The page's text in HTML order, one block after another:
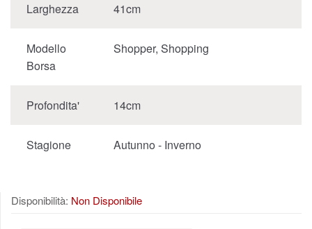
Larghezza 41cm
Modello
Borsa
Shopper, Shopping
Profondita' 14cm
Stagione Autunno - Inverno
Disponibilità: Non Disponibile